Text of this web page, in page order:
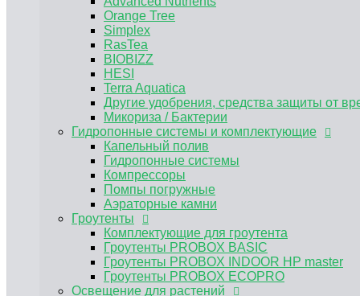
Комплектующие для гроутента
Гроутенты PROBOX BASIC
Гроутенты PROBOX INDOOR HP master
Гроутенты PROBOX ECOPRO
Освещение для растений
Светильники корпусные
Светодиодные светильники LED quantum
Лампы ДНАТ
Комплектующие
ЭПРА, ЭмПРА
Вентиляция и климат
Углекислый газ CO2
Предфильтра
Воздуховоды и комплектующие для
Канальные вентиляторы
Угольные фильтры для гроубоксов
MAGICFILTER
Клевер
Вентиляторы для обдува растений
Нейтрализатор запаха
Orange Tree
Simplex
RasTea
BIOBIZZ
HESI
Terra Aquatica
Другие удобрения, средства защиты от
Микориза / Бактерии
Гидропонные системы и комплектующие
Капельный полив
Гидропонные системы
Компрессоры
Помпы погружные
Аэраторные камни
Гроутенты
Комплектующие для гроутента
Гроутенты PROBOX BASIC
Гроутенты PROBOX INDOOR HP master
Гроутенты PROBOX ECOPRO
Освещение для растений